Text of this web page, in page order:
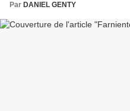
Par DANIEL GENTY